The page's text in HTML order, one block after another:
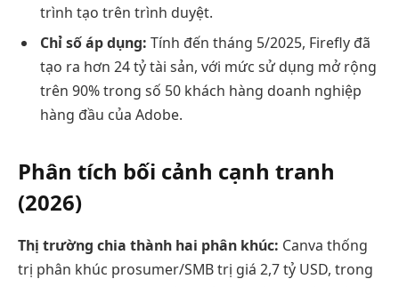
trình tạo trên trình duyệt.
Chỉ số áp dụng: Tính đến tháng 5/2025, Firefly đã
tạo ra hơn 24 tỷ tài sản, với mức sử dụng mở rộng
trên 90% trong số 50 khách hàng doanh nghiệp
hàng đầu của Adobe.
Phân tích bối cảnh cạnh tranh
(2026)
Thị trường chia thành hai phân khúc: Canva thống
trị phân khúc prosumer/SMB trị giá 2,7 tỷ USD, trong